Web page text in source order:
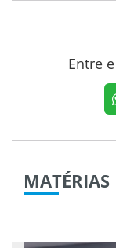
Entre
MATÉRIAS